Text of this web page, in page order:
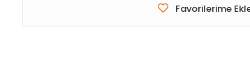
Favorilerime